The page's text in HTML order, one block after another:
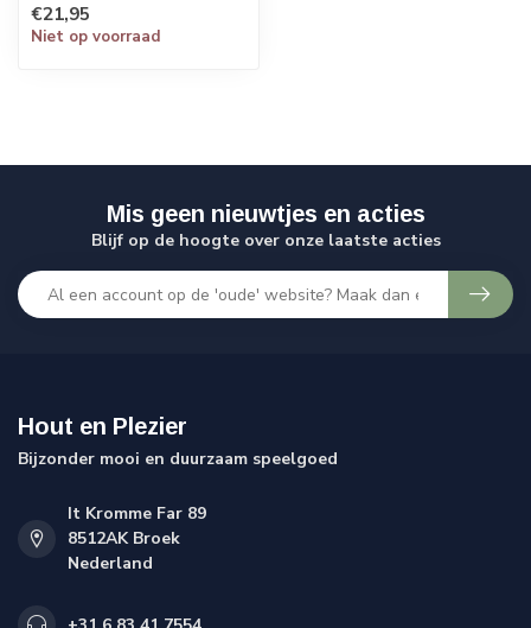
tube)
€21,95
Niet op voorraad
Mis geen nieuwtjes en acties
Blijf op de hoogte over onze laatste acties
Hout en Plezier
Bijzonder mooi en duurzaam speelgoed
It Kromme Far 89
8512AK Broek
Nederland